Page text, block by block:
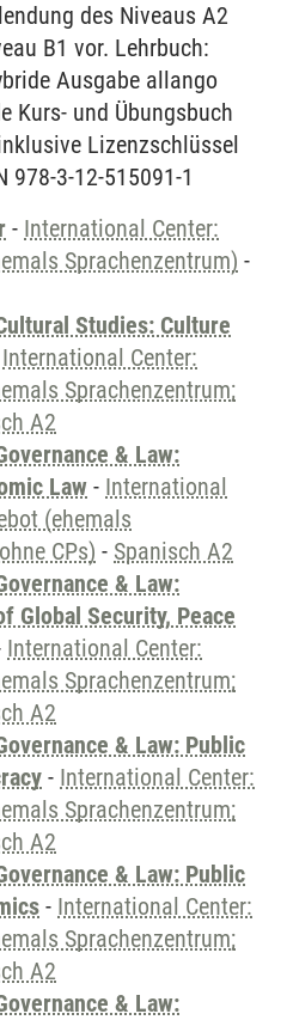
des Niveaus A2
B1 vor. Lehrbuch:
Ausgabe allango
Kurs- und Übungsbuch
Lizenzschlüssel
978-3-12-515091-1
- International Center:
Sprachenzentrum) -
Studies: Culture
International Center:
Sprachenzentrum;
A2
& Law:
Law - International
(ehemals
CPs) - Spanisch A2
& Law:
Global Security, Peace
International Center:
Sprachenzentrum;
A2
& Law: Public
- International Center:
Sprachenzentrum;
A2
& Law: Public
- International Center:
Sprachenzentrum;
A2
& Law: